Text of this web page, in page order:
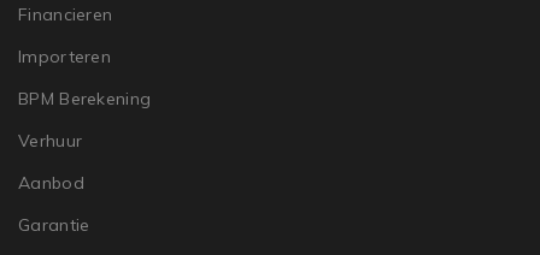
Financieren
Importeren
BPM Berekening
Verhuur
Aanbod
Garantie